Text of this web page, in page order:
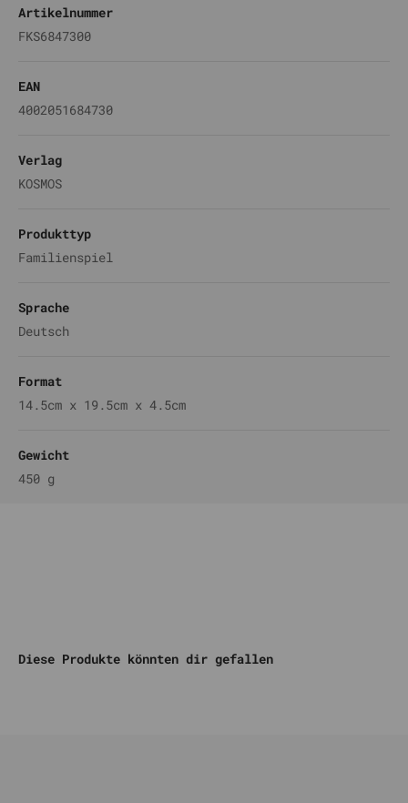
Artikelnummer
FKS6847300
EAN
4002051684730
Verlag
KOSMOS
Produkttyp
Familienspiel
Sprache
Deutsch
Format
14.5cm x 19.5cm x 4.5cm
Gewicht
450 g
Diese Produkte könnten dir gefallen